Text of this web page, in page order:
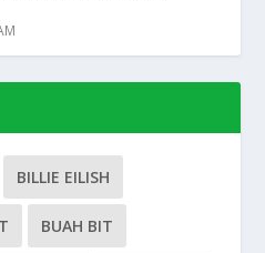
BILLIE EILISH
BUAH BIT